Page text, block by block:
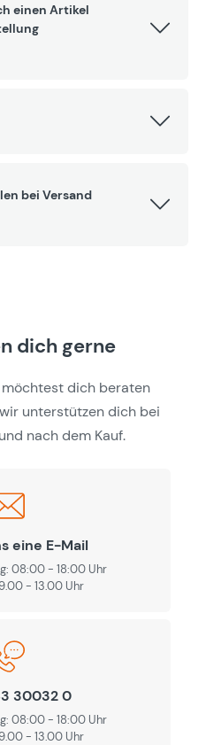
einen Artikel
bei Versand
dich gerne
dich beraten
unterstützen dich bei
nach dem Kauf.
eine E-Mail
08:00 - 18:00 Uhr
- 13.00 Uhr
30032 0
08:00 - 18:00 Uhr
- 13.00 Uhr